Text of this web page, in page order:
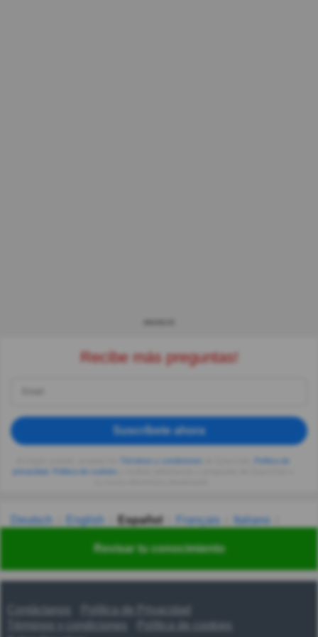
Revisar tu conocimiento
Recibe más preguntas!
Suscríbete ahora
Deutsch English Español Français
Italiano
Українська हिन्दी 한국어 汉语
Contáctanos
Política de Privacidad
Términos y condiciones